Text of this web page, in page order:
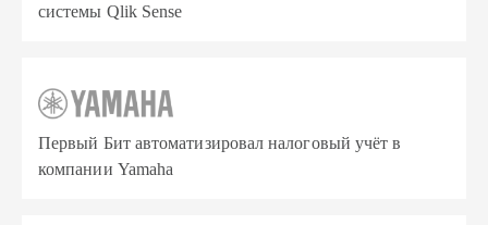
системы Qlik Sense
Первый Бит автоматизировал налоговый учёт в
компании Yamaha